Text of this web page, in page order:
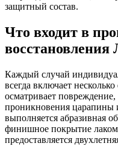
защитный состав.
Что входит в
Каждый случай
всегда включает
осматривает повреждение,
проникновения царапины
выполняется абразивная
финишное покрытие
предоставляется